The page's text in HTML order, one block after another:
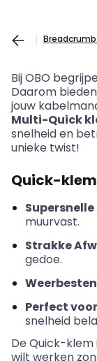
Bij OBO
Daarom
jouw
Multi-Quick
snelheid en
unieke twist!
Quick-
muurvast.
Strakke
gedoe.
Perfect
snelheid
De Quick-klem
wilt werken